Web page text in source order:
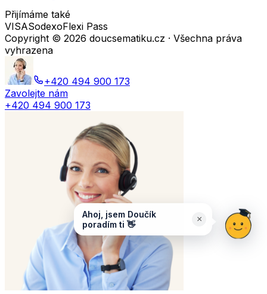
Přijímáme také
VISASodexoFlexi Pass
Copyright © 2026 doucsematiku.cz · Všechna práva
vyhrazena
+420 494 900 173
Zavolejte nám
+420 494 900 173
Ahoj, jsem Doučík
poradím ti 👋
×